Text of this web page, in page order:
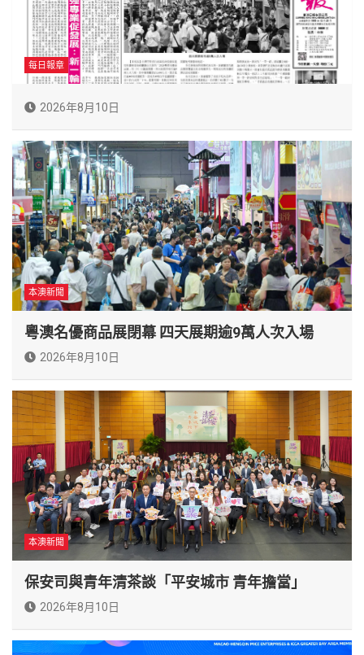
每日報章
2026年8月10日
本澳新聞
粵澳名優商品展閉幕 四天展期逾9萬人次入場
2026年8月10日
本澳新聞
保安司與青年清茶談「平安城市 青年擔當」
2026年8月10日